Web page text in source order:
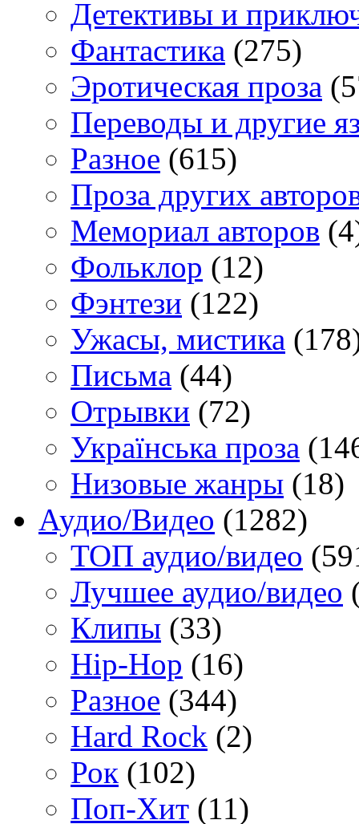
Детективы и
Фантастика (275)
Эротическая проза
Переводы и другие
Разное (615)
Проза других
Мемориал авторов
Фольклор (12)
Фэнтези (122)
Ужасы, мистика
Письма (44)
Отрывки (72)
Українська проза
Низовые жанры (18)
Аудио/Видео (1282)
TOП аудио/видео
Лучшее аудио/видео
Клипы (33)
Hip-Hop (16)
Разное (344)
Hard Rock (2)
Рок (102)
Поп-Хит (11)